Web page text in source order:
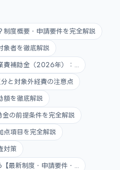
制度概要・申請要件を完全解説
象者を徹底解説
費補助金（2026年）：...
と対象外経費の注意点
額を徹底解説
の前提条件を完全解説
点項目を完全解説
対策
最新制度・申請要件・...